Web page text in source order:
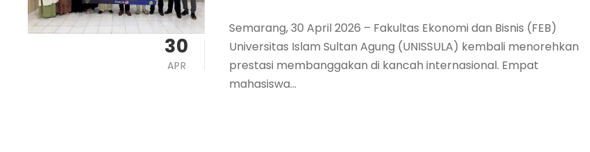
30
APR
Semarang, 30 April 2026 – Fakultas Ekonomi dan Bisnis (FEB)
Universitas Islam Sultan Agung (UNISSULA) kembali menorehkan
prestasi membanggakan di kancah internasional. Empat
mahasiswa...